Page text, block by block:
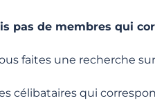
pas de membres qui
faites une recherche
célibataires qui